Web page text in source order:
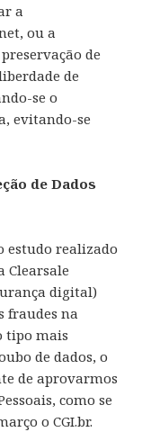
a
ou a
de
de
se o
evitando-se
de Dados
estudo realizado
Clearsale
digital)
fraudes na
tipo mais
de dados, o
de aprovarmos
como se
o CGI.br.